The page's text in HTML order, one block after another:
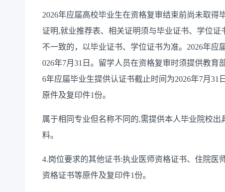
2026年应届高校毕业生在资格复审结束前尚未取
证明,就业推荐表、相关证明须与毕业证书、学位
不一致的，以毕业证书、学位证书为准。2026年
026年7月31日。留学人员在资格复审时须提供教
6年应届毕业生提供认证书截止时间为2026年7月
原件及复印件1份。
属于相同专业但名称不同的,需提供本人毕业院校
料。
4.岗位要求的其他证书:执业医师资格证书、住院
资格证书等原件及复印件1份。